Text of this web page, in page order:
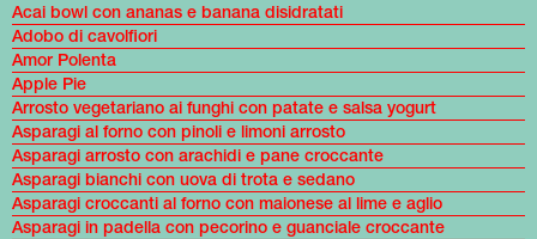
Acai bowl con ananas e banana disidratati
Adobo di cavolfiori
Amor Polenta
Apple Pie
Arrosto vegetariano ai funghi con patate e salsa yogurt
Asparagi al forno con pinoli e limoni arrosto
Asparagi arrosto con arachidi e pane croccante
Asparagi bianchi con uova di trota e sedano
Asparagi croccanti al forno con maionese al lime e aglio
Asparagi in padella con pecorino e guanciale croccante